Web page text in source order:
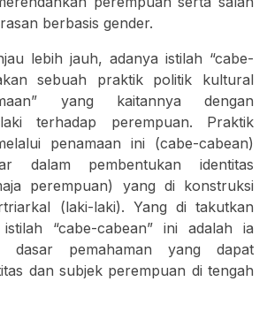
berbasis gender.
lebih jauh, adanya istilah “cabe-
sebuah praktik politik kultural
yang kaitannya dengan
terhadap perempuan. Praktik
penamaan ini (cabe-cabean)
dalam pembentukan identitas
perempuan) yang di konstruksi
(laki-laki). Yang di takutkan
“cabe-cabean” ini adalah ia
dasar pemahaman yang dapat
dan subjek perempuan di tengah